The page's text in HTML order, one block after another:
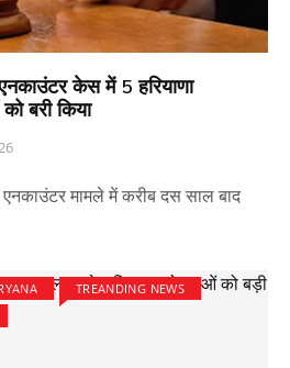
केस में 5 हरियाणा
बरी किया
मामले में करीब दस साल बाद
TREANDING NEWS